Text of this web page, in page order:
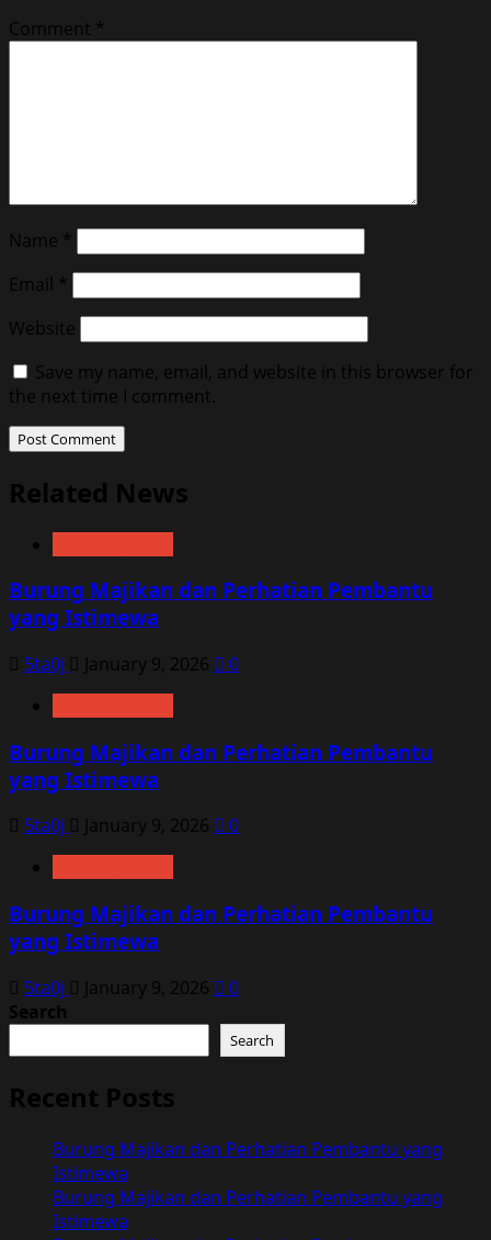
Comment *
Name *
Email
*
Website
Save my name, email, and website in this browser for
the next time I comment.
Related News
Burung Majikan dan Perhatian Pembantu
yang Istimewa
5ta0j January 9, 2026
0
Burung Majikan dan Perhatian Pembantu
yang Istimewa
5ta0j January 9, 2026
0
Burung Majikan dan Perhatian Pembantu
yang Istimewa
5ta0j January 9, 2026
0
Search
Search
Recent Posts
Burung Majikan dan Perhatian Pembantu yang
Istimewa
Burung Majikan dan Perhatian Pembantu yang
Istimewa